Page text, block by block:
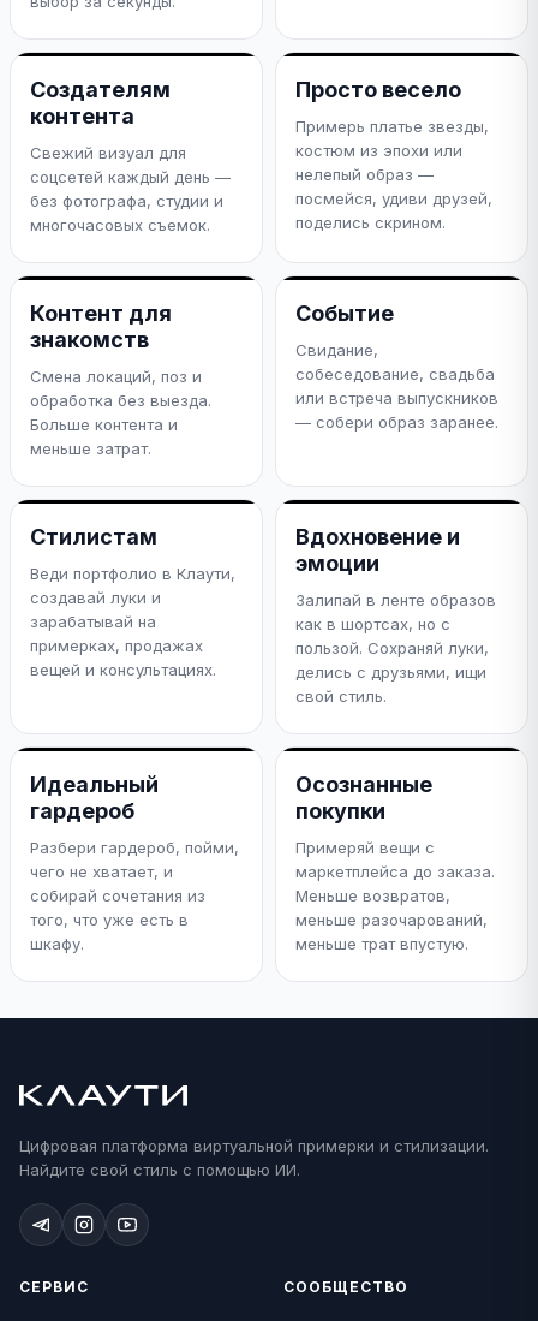
Создателям
контента
Свежий визуал для
соцсетей каждый день —
без фотографа, студии и
многочасовых съемок.
Просто весело
Примерь платье звезды,
костюм из эпохи или
нелепый образ —
посмейся, удиви друзей,
поделись скрином.
Контент для
знакомств
Смена локаций, поз и
обработка без выезда.
Больше контента и
меньше затрат.
Событие
Свидание,
собеседование, свадьба
или встреча выпускников
— собери образ заранее.
Стилистам
Веди портфолио в Клаути,
создавай луки и
зарабатывай на
примерках, продажах
вещей и консультациях.
Вдохновение и
эмоции
Залипай в ленте образов
как в шортсах, но с
пользой. Сохраняй луки,
делись с друзьями, ищи
свой стиль.
Идеальный
гардероб
Разбери гардероб, пойми,
чего не хватает, и
собирай сочетания из
того, что уже есть в
шкафу.
Осознанные
покупки
Примеряй вещи с
маркетплейса до заказа.
Меньше возвратов,
меньше разочарований,
меньше трат впустую.
Цифровая платформа виртуальной примерки и стилизации.
Найдите свой стиль с помощью ИИ.
СЕРВИС СООБЩЕСТВО